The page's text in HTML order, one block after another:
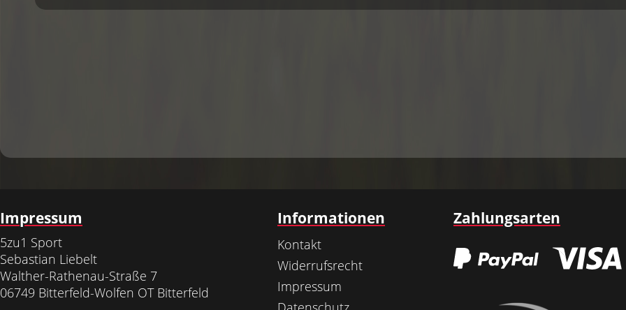
Impressum
5zu1 Sport
Sebastian Liebelt
Walther-Rathenau-Straße 7
06749 Bitterfeld-Wolfen OT Bitterfeld
Informationen
Kontakt
Widerrufsrecht
Impressum
Zahlungsarten